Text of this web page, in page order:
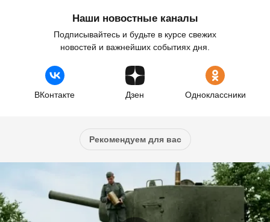
Наши новостные каналы
Подписывайтесь и будьте в курсе свежих
новостей и важнейших событиях дня.
ВКонтакте Дзен Одноклассники
Рекомендуем для вас